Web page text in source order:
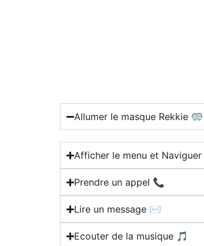
Allumer le masque Rekkie 🥽
Afficher le menu et
Prendre un appel 📞
Lire un message ✉️
Ecouter de la musique 🎵